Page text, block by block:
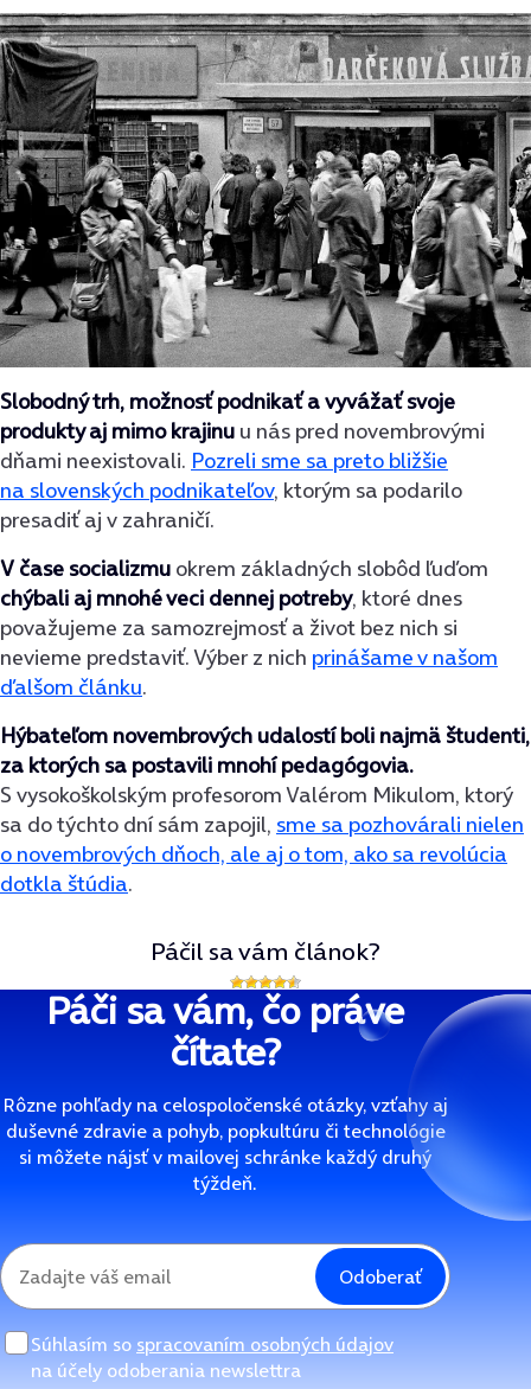
Slobodný trh, možnosť podnikať a vyvážať svoje
produkty aj mimo krajinu u nás pred novembrovými
dňami neexistovali. Pozreli sme sa preto bližšie
na slovenských podnikateľov, ktorým sa podarilo
presadiť aj v zahraničí.
V čase socializmu okrem základných slobôd ľuďom
chýbali aj mnohé veci dennej potreby, ktoré dnes
považujeme za samozrejmosť a život bez nich si
nevieme predstaviť. Výber z nich prinášame v našom
ďalšom článku.
Hýbateľom novembrových udalostí boli najmä študenti,
za ktorých sa postavili mnohí pedagógovia.
S vysokoškolským profesorom Valérom Mikulom, ktorý
sa do týchto dní sám zapojil, sme sa pozhovárali nielen
o novembrových dňoch, ale aj o tom, ako sa revolúcia
dotkla štúdia.
Páčil sa vám článok?
Páči sa vám, čo práve
čítate?
Rôzne pohľady na celospoločenské otázky, vzťahy aj
duševné zdravie a pohyb, popkultúru či technológie
si môžete nájsť v mailovej schránke každý druhý
týždeň.
Odoberať
Súhlasím so spracovaním osobných údajov
na účely odoberania newslettra